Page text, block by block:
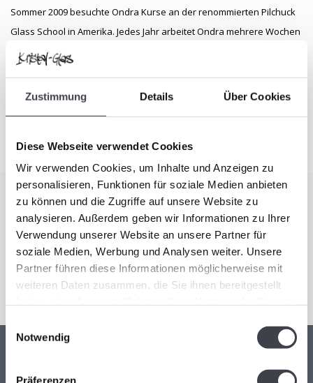
Zustimmung Details Über Cookies
Diese Webseite verwendet Cookies
Wir verwenden Cookies, um Inhalte und Anzeigen zu
personalisieren, Funktionen für soziale Medien anbieten
zu können und die Zugriffe auf unsere Website zu
analysieren. Außerdem geben wir Informationen zu Ihrer
Verwendung unserer Website an unsere Partner für
soziale Medien, Werbung und Analysen weiter. Unsere
Partner führen diese Informationen möglicherweise mit
weiteren Daten zusammen, die Sie ihnen bereitgestellt
Einwilligungsauswahl
Notwendig
Präferenzen
Sommer 2009 besuchte Ondra Kurse an der renommierten Pilchuck
Glass School in Amerika. Jedes Jahr arbeitet Ondra mehrere Wochen
in der Glashütte in Leerdam. Er ist ein erstaunlicher Glasbläser, der
kann, sondern auch Skulpturen!
Abonnieren Sie unseren Newsletter
Bleiben Sie auf dem Laufenden und erhalten Sie einen Rabatt
von 10 %
Abonnieren